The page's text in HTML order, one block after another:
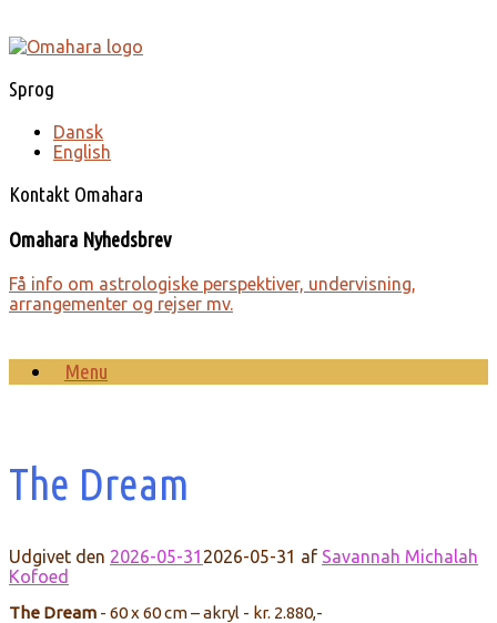
til
indhold
Sprog
Dansk
English
Kontakt Omahara
Omahara Nyhedsbrev
Få info om astro­lo­giske perspek­tiver, under­visning,
arrange­menter og rejser mv.
Menu
The Dream
Udgivet den 2026-05-31 2026-05-31 af Savannah Michalah
Kofoed
The Dream - 60 x 60 cm – akryl - kr. 2.880,-